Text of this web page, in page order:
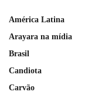
América Latina
Arayara na mídia
Brasil
Candiota
Carvão